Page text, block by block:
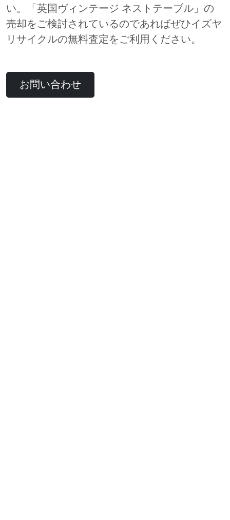
い。「英国ヴィンテージ ネストテーブル」の
売却をご検討されているのであればぜひイズヤ
リサイクルの無料査定をご利用ください。
お問い合わせ